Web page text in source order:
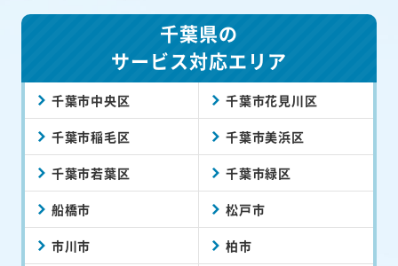
千葉県の
サービス対応エリア
千葉市中央区 千葉市花見川区
千葉市稲毛区 千葉市美浜区
千葉市若葉区 千葉市緑区
船橋市 松戸市
市川市 柏市